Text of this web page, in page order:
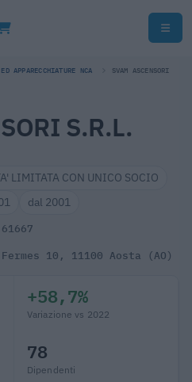
APPARECCHIATURE NCA SVAM ASCENSORI
S.R.L.
LIMITATA CON UNICO SOCIO
dal 2001
10, 11100 Aosta (AO)
+58,7%
Variazione vs 2022
78
Dipendenti